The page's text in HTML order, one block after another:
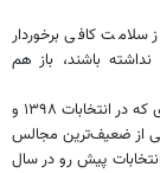
سلامت کافی برخوردار
باشند، باز هم
همه‌ چیز بستگی تام به اراده حاکمیت دارد. اگر رفتاری که در انتخابات ۱۳۹۸ و
یکی از ضعیف‌ترین مجالس
پیش رو در سال